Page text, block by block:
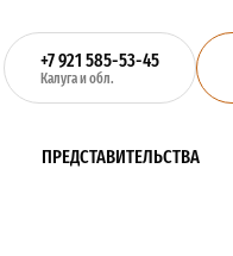
+7 921 585-53-45
Калуга и обл.
ПРЕДСТАВИТЕЛЬСТВА